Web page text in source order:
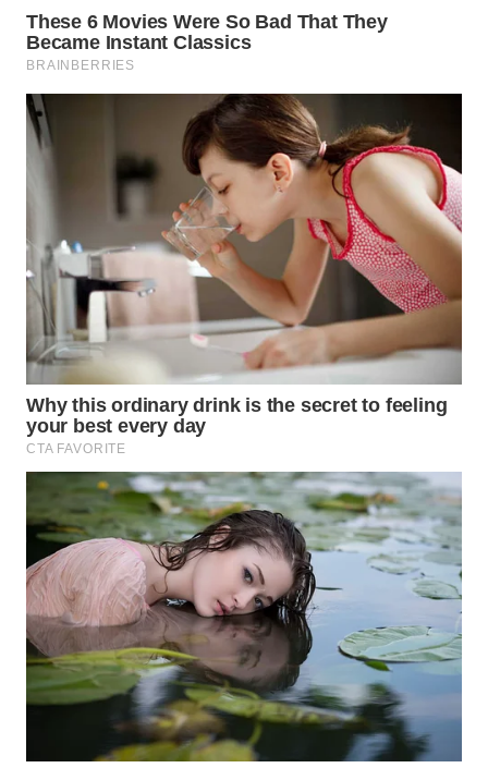
SUMEDANG
CIANJUR
KEPULAUAN
WN
TANGERANG
WN
BINJAI
WN
CIREBON
WN
INDRAMAYU
WN
KUNINGAN
WN
MAJALENGKA